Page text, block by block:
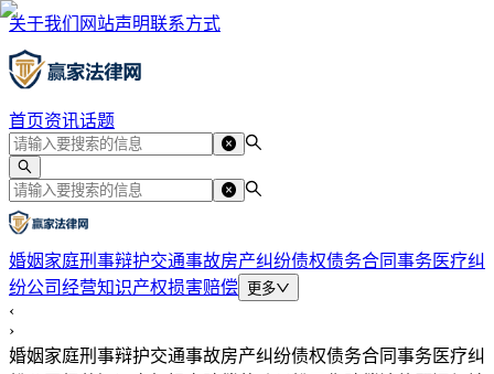
关于我们 网站声明联系方式
首页资讯话题
婚姻家庭刑事辩护交通事故房产纠纷债权债务合同事务医疗纠
纷公司经营知识产权损害赔偿 更多
‹
›
婚姻家庭刑事辩护交通事故房产纠纷债权债务合同事务医疗纠